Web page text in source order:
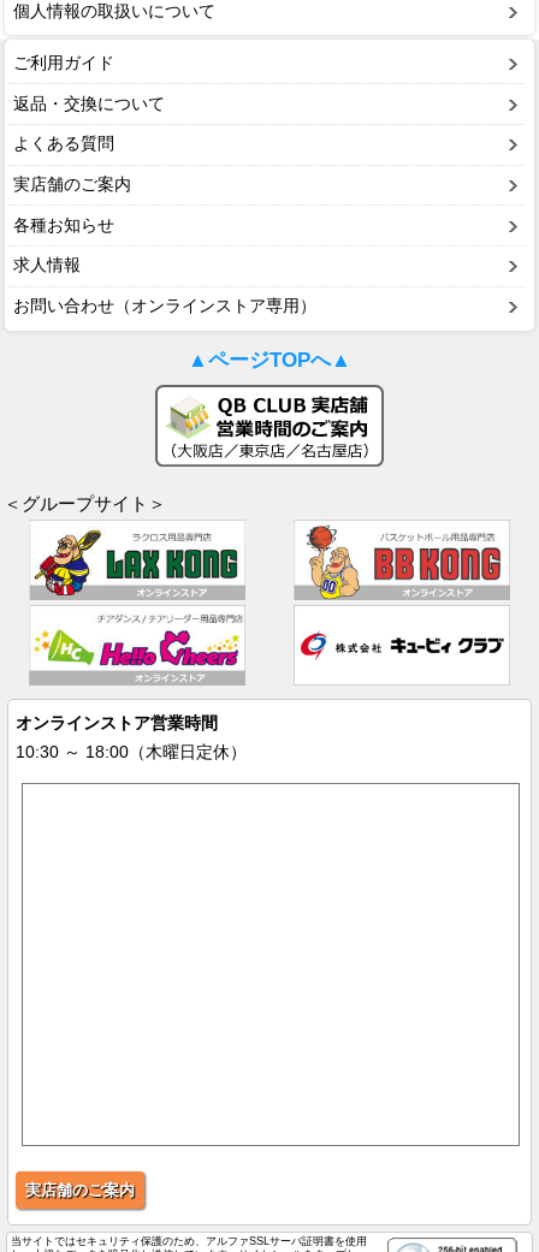
個人情報の取扱いについて
ご利用ガイド
返品・交換について
よくある質問
実店舗のご案内
各種お知らせ
求人情報
お問い合わせ（オンラインストア専用）
▲ページTOPへ▲
＜グループサイト＞
オンラインストア営業時間
10:30 ～ 18:00（木曜日定休）
実店舗のご案内
当サイトではセキュリティ保護のため、アルファSSLサーバ証明書を使用